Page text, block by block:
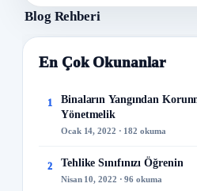
Blog Rehberi
En Çok Okunanlar
1
Binaların Yangından
Yönetmelik
Ocak 14, 2022 · 182 okuma
2 Tehlike Sınıfınızı Öğrenin
Nisan 10, 2022 · 96 okuma